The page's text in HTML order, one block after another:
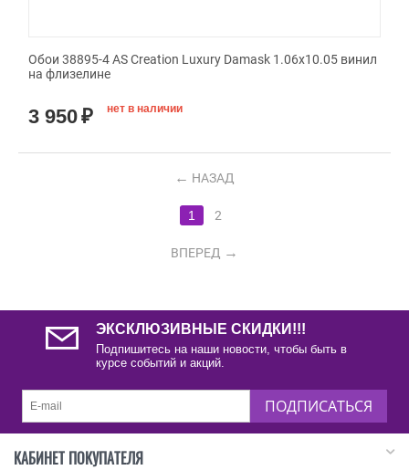
Обои 38895-4 AS Creation Luxury Damask 1.06x10.05 винил
на флизелине
3 950₽ нет в наличии
НАЗАД
1 2
ВПЕРЕД
ЭКСКЛЮЗИВНЫЕ СКИДКИ!!!
Подпишитесь на наши новости, чтобы быть в
курсе событий и акций.
ПОДПИСАТЬСЯ
КАБИНЕТ ПОКУПАТЕЛЯ